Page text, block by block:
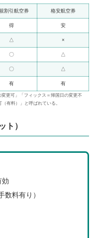
割引航空券 格安航空券
得 安
△ ×
〇 △
〇 △
有 有
更可」「フィックス＝帰国日の変更不
有料）」と呼ばれている。
ト）
効
数料有り）